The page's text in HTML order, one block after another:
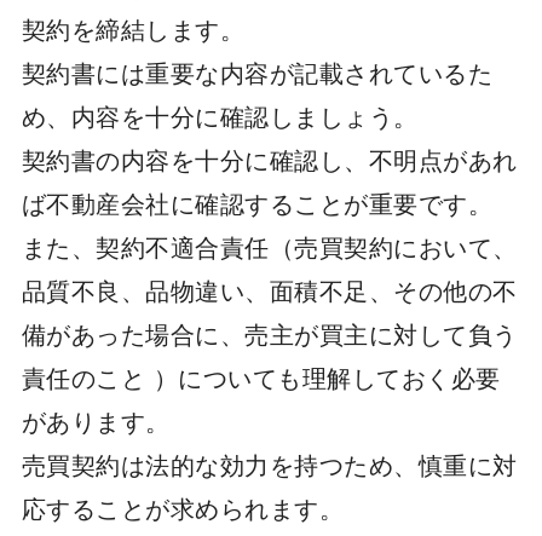
契約を締結します。
契約書には重要な内容が記載されているた
め、内容を十分に確認しましょう。
契約書の内容を十分に確認し、不明点があれ
ば不動産会社に確認することが重要です。
また、契約不適合責任（売買契約において、
品質不良、品物違い、面積不足、その他の不
備があった場合に、売主が買主に対して負う
責任のこと ）についても理解しておく必要
があります。
売買契約は法的な効力を持つため、慎重に対
応することが求められます。